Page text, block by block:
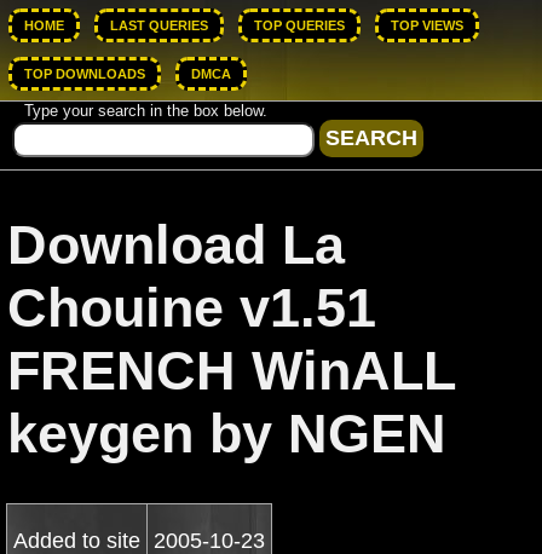
HOME LAST QUERIES TOP QUERIES TOP VIEWS
TOP DOWNLOADS DMCA
Type your search in the box below.
Download La
Chouine v1.51
FRENCH WinALL
keygen by NGEN
Added to site 2005-10-23